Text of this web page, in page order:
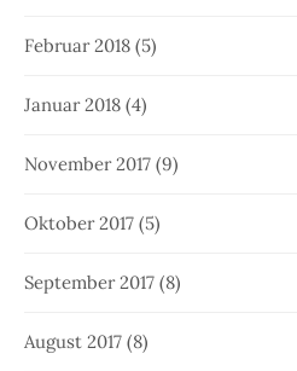
Februar 2018 (5)
Januar 2018 (4)
November 2017 (9)
Oktober 2017 (5)
September 2017 (8)
August 2017 (8)